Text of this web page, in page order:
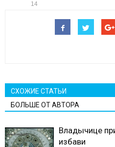
14
СХОЖИЕ СТАТЬИ
БОЛЬШЕ ОТ АВТОРА
Владычице
избави